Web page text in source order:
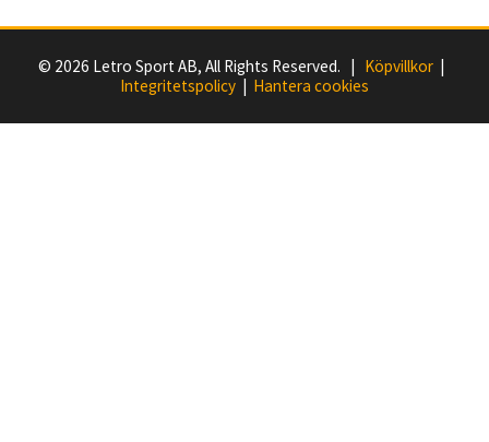
© 2026 Letro Sport AB, All Rights Reserved. | Köpvillkor |
Integritetspolicy | Hantera cookies